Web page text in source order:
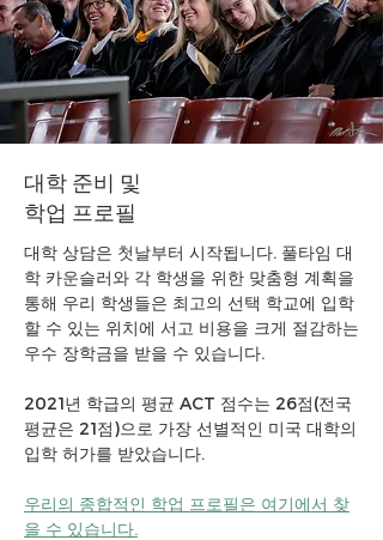
대학 준비 및
학업 프로필
대학 상담은 첫날부터 시작됩니다. 풀타임 대
학 카운슬러와 각 학생을 위한 맞춤형 계획을
통해 우리 학생들은 최고의 선택 학교에 입학
할 수 있는 위치에 서고 비용을 크게 절감하는
우수 장학금을 받을 수 있습니다.
2021년 학급의 평균 ACT 점수는 26점(전국
평균은 21점)으로 가장 선별적인 미국 대학의
입학 허가를 받았습니다.
우리의 종합적인 학업 프로필은 여기에서 찾
을 수 있습니다.